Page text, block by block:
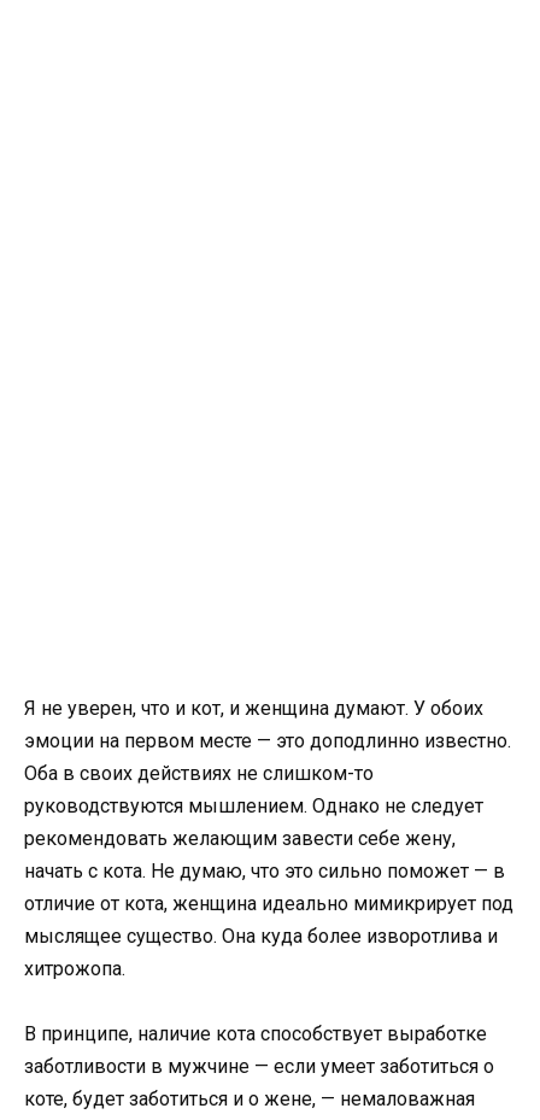
Я не уверен, что и кот, и женщина думают. У обоих
эмоции на первом месте — это доподлинно известно.
Оба в своих действиях не слишком-то
руководствуются мышлением. Однако не следует
рекомендовать желающим завести себе жену,
начать с кота. Не думаю, что это сильно поможет — в
отличие от кота, женщина идеально мимикрирует под
мыслящее существо. Она куда более изворотлива и
хитрожопа.
В принципе, наличие кота способствует выработке
заботливости в мужчине — если умеет заботиться о
коте, будет заботиться и о жене, — немаловажная